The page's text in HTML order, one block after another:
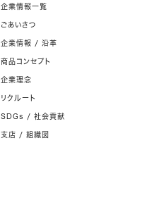
企業情報一覧
ごあいさつ
企業情報 / 沿革
商品コンセプト
企業理念
リクルート
SDGs / 社会貢献
支店 / 組織図